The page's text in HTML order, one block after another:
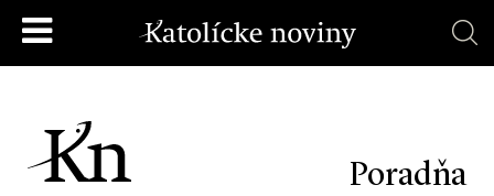
Poradňa